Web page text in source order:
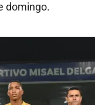
domingo.